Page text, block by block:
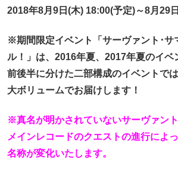
2018年8月9日(木) 18:00(予定)～8月29
※期間限定イベント「サーヴァント･サ
ル！」は、2016年夏、2017年夏のイベ
前後半に分けた二部構成のイベントで
大ボリュームでお届けします！
※真名が明かされていないサーヴァン
メインレコードのクエストの進行によ
名称が変化いたします。